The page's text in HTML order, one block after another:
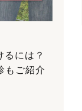
には？
もご紹介